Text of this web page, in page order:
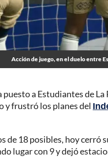
Acción de juego, en el duelo entre
a Estudiantes de La
y frustró los planes del
18 posibles, hoy cerró
lugar con 9 y dejó